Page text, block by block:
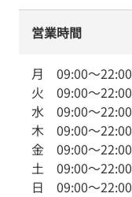
営業時間
月 09:00～22:00
火 09:00～22:00
水 09:00～22:00
木 09:00～22:00
金 09:00～22:00
土 09:00～22:00
日 09:00～22:00